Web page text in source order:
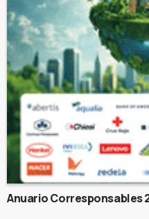
Anuario Corresponsables